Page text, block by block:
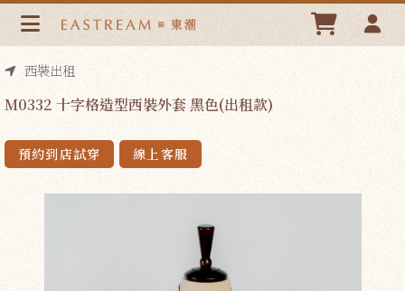
M0332 十字格造型西裝外套 黑色(出租款) | 東潮時裝西服
EASTREAM
西裝出租
M0332 十字格造型西裝外套 黑色(出租款)
預約到店試穿 線上客服